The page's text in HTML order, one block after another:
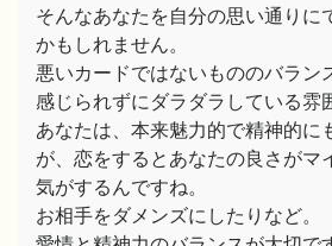
そんなあなたを自分の思い通りに
かもしれません。
悪いカードではないもののバラン
感じられずにダラダラしている雰
あなたは、本来魅力的で精神的に
が、恋をするとあなたの良さがマ
気がするんですね。
お相手をダメンズにしたりなど。